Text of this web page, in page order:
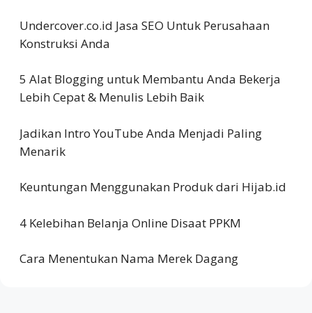
Undercover.co.id Jasa SEO Untuk Perusahaan
Konstruksi Anda
5 Alat Blogging untuk Membantu Anda Bekerja
Lebih Cepat & Menulis Lebih Baik
Jadikan Intro YouTube Anda Menjadi Paling
Menarik
Keuntungan Menggunakan Produk dari Hijab.id
4 Kelebihan Belanja Online Disaat PPKM
Cara Menentukan Nama Merek Dagang